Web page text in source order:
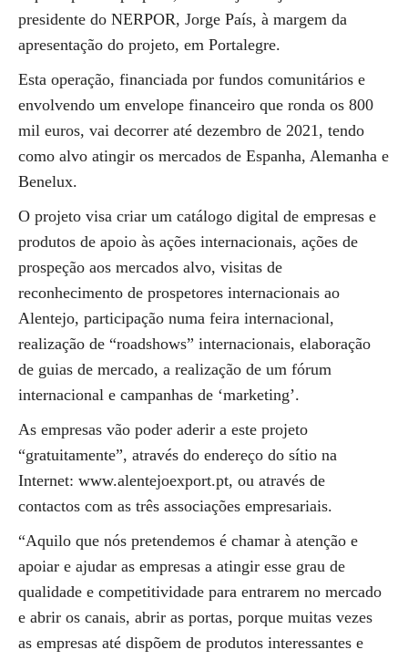
presidente do NERPOR, Jorge País, à margem da
apresentação do projeto, em Portalegre.
Esta operação, financiada por fundos comunitários e
envolvendo um envelope financeiro que ronda os 800
mil euros, vai decorrer até dezembro de 2021, tendo
como alvo atingir os mercados de Espanha, Alemanha e
Benelux.
O projeto visa criar um catálogo digital de empresas e
produtos de apoio às ações internacionais, ações de
prospeção aos mercados alvo, visitas de
reconhecimento de prospetores internacionais ao
Alentejo, participação numa feira internacional,
realização de “roadshows” internacionais, elaboração
de guias de mercado, a realização de um fórum
internacional e campanhas de ‘marketing’.
As empresas vão poder aderir a este projeto
“gratuitamente”, através do endereço do sítio na
Internet: www.alentejoexport.pt, ou através de
contactos com as três associações empresariais.
“Aquilo que nós pretendemos é chamar à atenção e
apoiar e ajudar as empresas a atingir esse grau de
qualidade e competitividade para entrarem no mercado
e abrir os canais, abrir as portas, porque muitas vezes
as empresas até dispõem de produtos interessantes e